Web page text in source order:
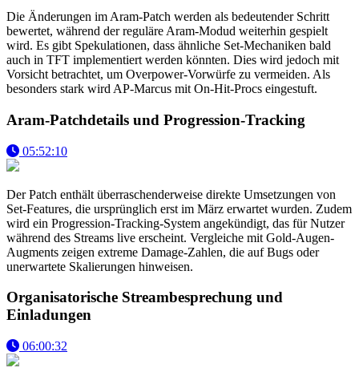
Die Änderungen im Aram-Patch werden als bedeutender Schritt
bewertet, während der reguläre Aram-Modud weiterhin gespielt
wird. Es gibt Spekulationen, dass ähnliche Set-Mechaniken bald
auch in TFT implementiert werden könnten. Dies wird jedoch mit
Vorsicht betrachtet, um Overpower-Vorwürfe zu vermeiden. Als
besonders stark wird AP-Marcus mit On-Hit-Procs eingestuft.
Aram-Patchdetails und Progression-Tracking
05:52:10
Der Patch enthält überraschenderweise direkte Umsetzungen von
Set-Features, die ursprünglich erst im März erwartet wurden. Zudem
wird ein Progression-Tracking-System angekündigt, das für Nutzer
während des Streams live erscheint. Vergleiche mit Gold-Augen-
Augments zeigen extreme Damage-Zahlen, die auf Bugs oder
unerwartete Skalierungen hinweisen.
Organisatorische Streambesprechung und
Einladungen
06:00:32